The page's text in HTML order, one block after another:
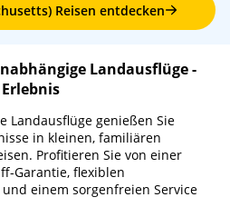
Reisen entdecken
Landausflüge -
Landausflüge genießen Sie
in kleinen, familiären
Profitieren Sie von einer
Garantie, flexiblen
einem sorgenfreien Service